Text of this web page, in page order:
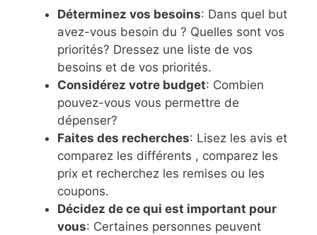
Déterminez vos besoins: Dans quel but
avez-vous besoin du ? Quelles sont vos
priorités? Dressez une liste de vos
besoins et de vos priorités.
Considérez votre budget: Combien
pouvez-vous vous permettre de
dépenser?
Faites des recherches: Lisez les avis et
comparez les différents , comparez les
prix et recherchez les remises ou les
coupons.
Décidez de ce qui est important pour
vous: Certaines personnes peuvent